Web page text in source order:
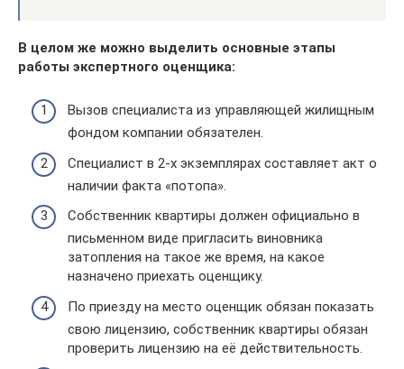
В целом же можно выделить основные этапы
работы экспертного оценщика:
Вызов специалиста из управляющей жилищным
фондом компании обязателен.
Специалист в 2-х экземплярах составляет акт о
наличии факта «потопа».
Собственник квартиры должен официально в
письменном виде пригласить виновника
затопления на такое же время, на какое
назначено приехать оценщику.
По приезду на место оценщик обязан показать
свою лицензию, собственник квартиры обязан
проверить лицензию на её действительность.